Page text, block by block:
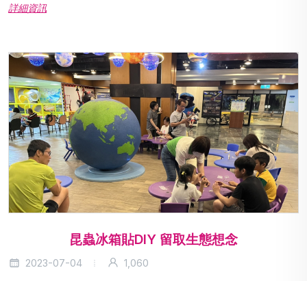
詳細資訊
昆蟲冰箱貼DIY 留取生態想念
2023-07-04 1,060